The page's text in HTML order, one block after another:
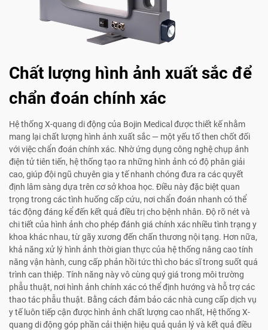
Chất lượng hình ảnh xuất sắc để
chẩn đoán chính xác
Hệ thống X-quang di động của Bojin Medical được thiết kế nhằm
mang lại chất lượng hình ảnh xuất sắc — một yếu tố then chốt đối
với việc chẩn đoán chính xác. Nhờ ứng dụng công nghệ chụp ảnh
điện tử tiên tiến, hệ thống tạo ra những hình ảnh có độ phân giải
cao, giúp đội ngũ chuyên gia y tế nhanh chóng đưa ra các quyết
định lâm sàng dựa trên cơ sở khoa học. Điều này đặc biệt quan
trọng trong các tình huống cấp cứu, nơi chẩn đoán nhanh có thể
tác động đáng kể đến kết quả điều trị cho bệnh nhân. Độ rõ nét và
chi tiết của hình ảnh cho phép đánh giá chính xác nhiều tình trạng y
khoa khác nhau, từ gãy xương đến chấn thương nội tạng. Hơn nữa,
khả năng xử lý hình ảnh thời gian thực của hệ thống nâng cao tính
năng vận hành, cung cấp phản hồi tức thì cho bác sĩ trong suốt quá
trình can thiệp. Tính năng này vô cùng quý giá trong môi trường
phẫu thuật, nơi hình ảnh chính xác có thể định hướng và hỗ trợ các
thao tác phẫu thuật. Bằng cách đảm bảo các nhà cung cấp dịch vụ
y tế luôn tiếp cận được hình ảnh chất lượng cao nhất, Hệ thống X-
quang di động góp phần cải thiện hiệu quả quản lý và kết quả điều